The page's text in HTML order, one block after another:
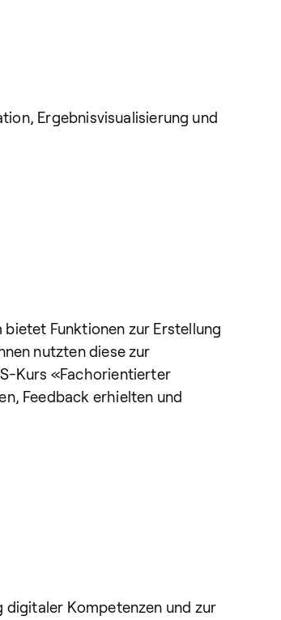
Ergebnisvisualisierung und
Funktionen zur Erstellung
nutzten diese zur
Kurs «Fachorientierter
Feedback erhielten und
digitaler Kompetenzen und zur